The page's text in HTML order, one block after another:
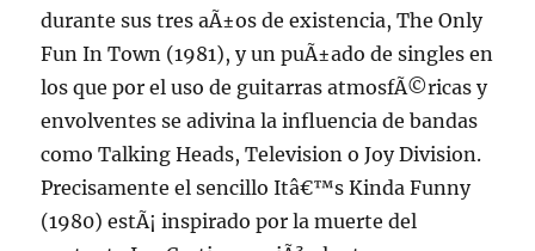
durante sus tres aÃ±os de existencia, The Only
Fun In Town (1981), y un puÃ±ado de singles en
los que por el uso de guitarras atmosfÃ©ricas y
envolventes se adivina la influencia de bandas
como Talking Heads, Television o Joy Division.
Precisamente el sencillo Itâ€™s Kinda Funny
(1980) estÃ¡ inspirado por la muerte del